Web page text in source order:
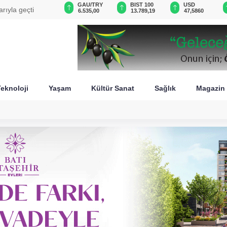
başarısı
6.535,00
BIST 100
13.789,19
USD
47,5860
EUR
55,0433
Yaşam Kültür Sanat Sağlık Magazin